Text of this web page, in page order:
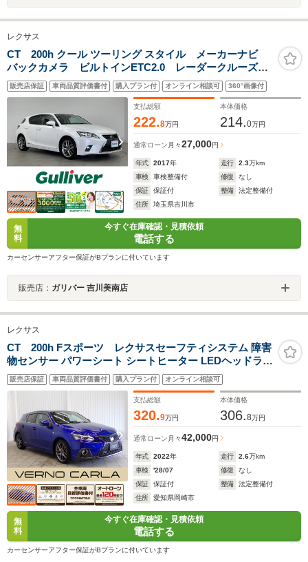
レクサス
CT 200h クール ツーリング スタイル メーカーナビ
バックカメラ ビルトインETC2.0 レーダークルーズコ
ントロール プリクラッシュセーフティ シートヒータ
ー ハーフレザー パドルシフト 純正アルミホイー
ル オートライト LEDライト
販売店保証 車両品質評価書付 購入プラン付 オンライン相談可 360°画像付
支払総額
222.8万円
本体価格
214.0万円
通常ローン 月々27,000円
年式 2017年 走行 2.3万km
車検
車検整備付 修復
なし
保証
保証付 整備
法定整備付
住所
埼玉県吉川市
無
料
今すぐ在庫確認・見積依頼
電話する
カーセンサーアフター保証がBプランに付いています
販売店： ガリバー 吉川美南店
レクサス
CT 200h Fスポーツ レクサスセーフティシステム 障害
物センサー パワーシート シートヒーター LEDヘッドライ
ト スマートキー 純正AW 純正ナビ バックカメラ フルセ
グTV CD/DVD再生 Bluetooth ETC2.0 ドライブレコーダ
販売店保証 車両品質評価書付 購入プラン付 オンライン相談可
支払総額
320.9万円
本体価格
306.8万円
通常ローン 月々42,000円
年式 2022年 走行 2.6万km
車検
'28/07 修復
なし
保証
保証付 整備
法定整備付
住所
愛知県岡崎市
無
料
今すぐ在庫確認・見積依頼
電話する
カーセンサーアフター保証がBプランに付いています